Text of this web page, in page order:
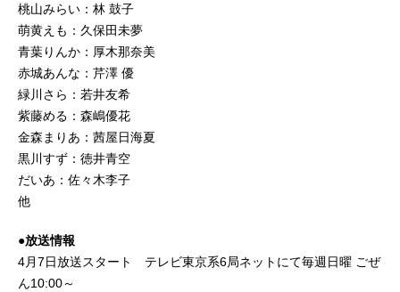
桃山みらい：林 鼓子
萌黄えも：久保田未夢
青葉りんか：厚木那奈美
赤城あんな：芹澤 優
緑川さら：若井友希
紫藤める：森嶋優花
金森まりあ：茜屋日海夏
黒川すず：徳井青空
だいあ：佐々木李子
他
●放送情報
4月7日放送スタート テレビ東京系6局ネットにて毎週日曜 ごぜ
ん10:00～